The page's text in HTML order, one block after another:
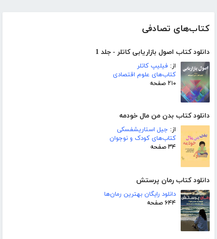
کتاب‌های تصادفی
دانلود کتاب اصول بازاریابی کاتلر - جلد 1
از: فیلیپ کاتلر
کتاب‌های علوم اقتصادی
۲۱۰ صفحه
دانلود کتاب بدن من مال خودمه
از: جیل استاریشفسکی
کتاب‌های کودک و نوجوان
۳۴ صفحه
دانلود کتاب رمان پرستش
دانلود رایگان بهترین رمان‌ها
۶۴۴ صفحه